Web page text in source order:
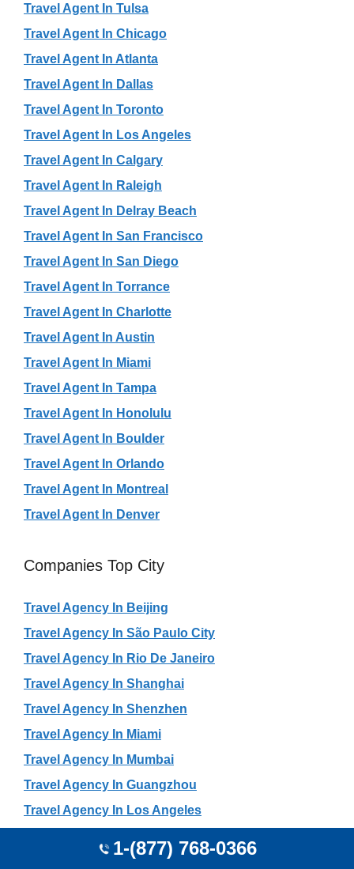
Travel Agent In Tulsa
Travel Agent In Chicago
Travel Agent In Atlanta
Travel Agent In Dallas
Travel Agent In Toronto
Travel Agent In Los Angeles
Travel Agent In Calgary
Travel Agent In Raleigh
Travel Agent In Delray Beach
Travel Agent In San Francisco
Travel Agent In San Diego
Travel Agent In Torrance
Travel Agent In Charlotte
Travel Agent In Austin
Travel Agent In Miami
Travel Agent In Tampa
Travel Agent In Honolulu
Travel Agent In Boulder
Travel Agent In Orlando
Travel Agent In Montreal
Travel Agent In Denver
Companies Top City
Travel Agency In Beijing
Travel Agency In São Paulo City
Travel Agency In Rio De Janeiro
Travel Agency In Shanghai
Travel Agency In Shenzhen
Travel Agency In Miami
Travel Agency In Mumbai
Travel Agency In Guangzhou
Travel Agency In Los Angeles
Travel Agency In Maceió
1-(877) 768-0366